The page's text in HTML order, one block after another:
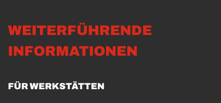
WEITERFÜHRENDE
INFORMATIONEN
FÜR WERKSTÄTTEN